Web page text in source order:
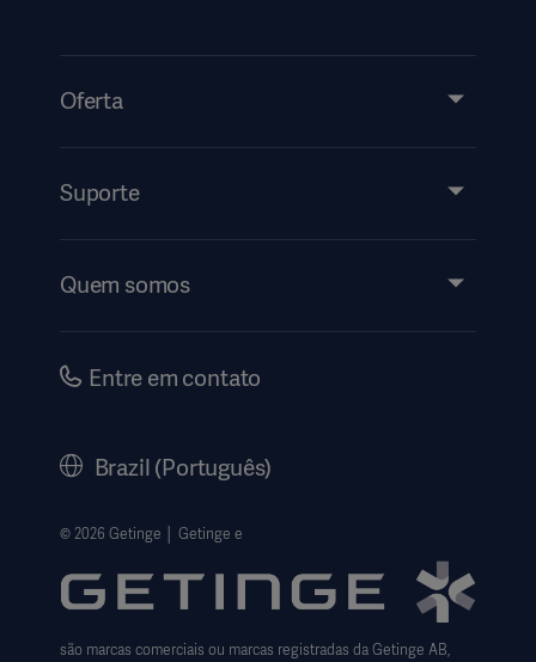
Oferta
Assistência técnica
Suporte
Eventos
Quem somos
Carreiras
Política de privacidade do site
Website use disclaimer
Cookie Notice
Data Subject Request Form
Entre em contato
Brazil (Português)
© 2026 Getinge │ Getinge e
são marcas comerciais ou marcas registradas da Getinge AB,